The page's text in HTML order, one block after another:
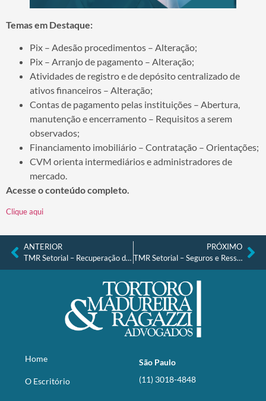
Temas em Destaque:
Pix – Adesão procedimentos – Alteração;
Pix – Arranjo de pagamento – Alteração;
Atividades de registro e de depósito centralizado de
ativos financeiros – Alteração;
Contas de pagamento pelas instituições – Abertura,
manutenção e encerramento – Requisitos a serem
observados;
Financiamento imobiliário – Contratação – Orientações;
CVM orienta intermediários e administradores de
mercado.
Acesse o conteúdo completo.
Clique aqui
ANTERIOR
TMR Setorial – Recuperação de Crédito, Falências e Recuperações Judiciais nº 4, de 14.06.2021
PRÓXIMO
TMR Setorial – Seguros e Resseguros nº 4, de 18.06.2021
Home
O Escritório
São Paulo
(11) 3018-4848